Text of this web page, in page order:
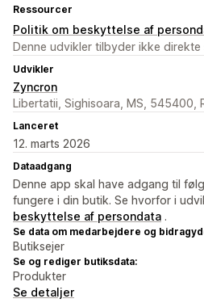
Ressourcer
Politik om beskyttelse af
Denne udvikler tilbyder ikke
Udvikler
Zyncron
Libertatii, Sighisoara, MS, 545400,
Lanceret
12. marts 2026
Dataadgang
Denne app skal have adgang til
fungere i din butik. Se hvorfor i
beskyttelse af persondata .
Se data om medarbejdere og
Butiksejer
Se og rediger butiksdata:
Produkter
Se detaljer